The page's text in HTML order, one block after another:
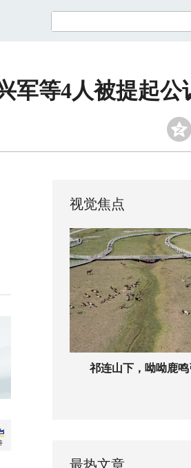
军等4人被提起公
视觉焦点
祁连山下，呦呦鹿
最热文章